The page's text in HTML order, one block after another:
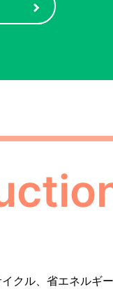
クル、省エネルギ